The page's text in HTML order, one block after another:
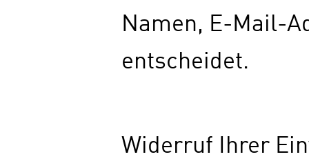
Namen, E-Mail-
entscheidet.
Widerruf Ihrer